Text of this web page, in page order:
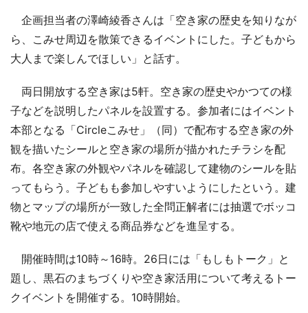
企画担当者の澤崎綾香さんは「空き家の歴史を知りなが
ら、こみせ周辺を散策できるイベントにした。子どもから
大人まで楽しんでほしい」と話す。
両日開放する空き家は5軒。空き家の歴史やかつての様
子などを説明したパネルを設置する。参加者にはイベント
本部となる「Circleこみせ」（同）で配布する空き家の外
観を描いたシールと空き家の場所が描かれたチラシを配
布。各空き家の外観やパネルを確認して建物のシールを貼
ってもらう。子どもも参加しやすいようにしたという。建
物とマップの場所が一致した全問正解者には抽選でボッコ
靴や地元の店で使える商品券などを進呈する。
開催時間は10時～16時。26日には「もしもトーク」と
題し、黒石のまちづくりや空き家活用について考えるトー
クイベントを開催する。10時開始。